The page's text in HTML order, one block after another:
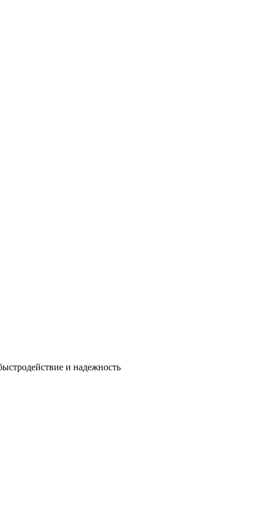
и надежность